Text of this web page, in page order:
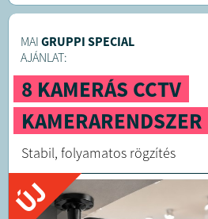
MAI GRUPPI SPECIAL
AJÁNLAT:
8 KAMERÁS CCTV
KAMERARENDSZER
Stabil, folyamatos rögzítés
ÚJ